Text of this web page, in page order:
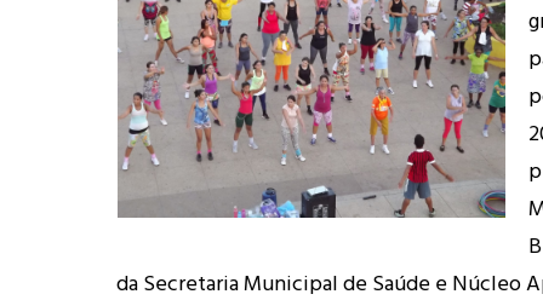
da Secretaria Municipal de Saúde e Núcleo